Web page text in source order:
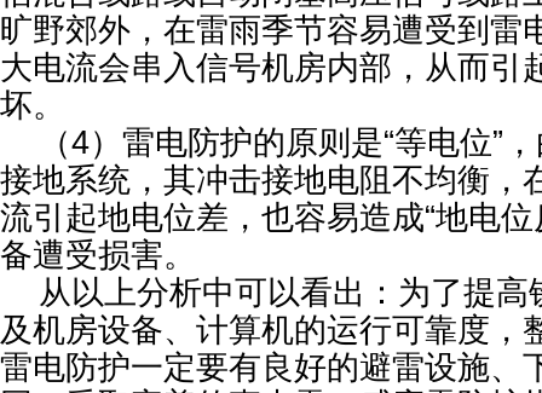
旷野郊外，在雷雨季节容易遭受到雷
大电流会串入信号机房内部，从而引
坏。
（4）雷电防护的原则是“等电位”
接地系统，其冲击接地电阻不均衡，
流引起地电位差，也容易造成“地电
备遭受损害。
从以上分析中可以看出：为了提高
及机房设备、计算机的运行可靠度，
雷电防护一定要有良好的避雷设施、